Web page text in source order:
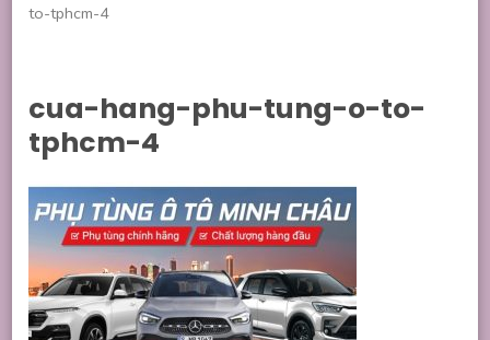
to-tphcm-4
cua-hang-phu-tung-o-to-
tphcm-4